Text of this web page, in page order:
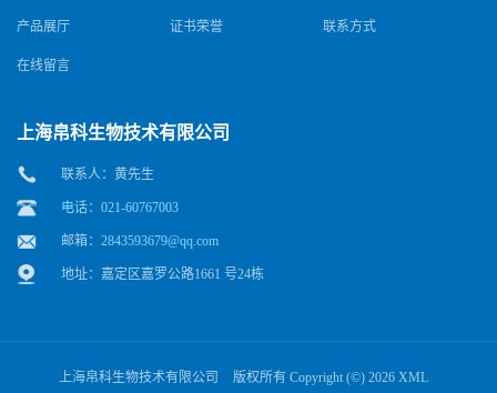
产品展厅 证书荣誉 联系方式
在线留言
上海帛科生物技术有限公司
联系人：黄先生
电话：021-60767003
邮箱： 2843593679@qq.com
地址：嘉定区嘉罗公路1661 号24栋
上海帛科生物技术有限公司 版权所有 Copyright (©) 2026 XML